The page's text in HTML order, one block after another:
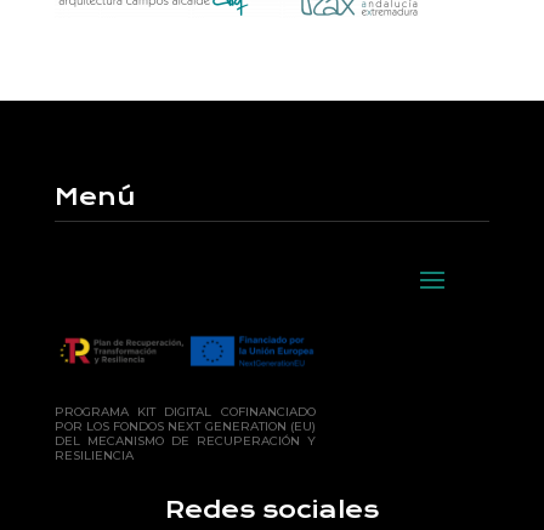
Menú
PROGRAMA KIT DIGITAL COFINANCIADO
POR LOS FONDOS NEXT GENERATION (EU)
DEL MECANISMO DE RECUPERACIÓN Y
RESILIENCIA
Redes sociales